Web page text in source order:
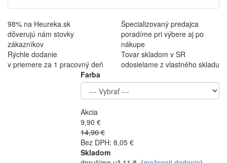
98% na Heureka.sk
dôverujú nám stovky
zákazníkov
Špecializovaný predajca
poradíme pri výbere aj po
nákupe
Rýchle dodanie
v priemere za 1 pracovný deň
Tovar skladom v SR
odosielame z vlastného skladu
Farba
Akcia
9,90 €
14,90 €
Bez DPH: 8,05 €
Skladom